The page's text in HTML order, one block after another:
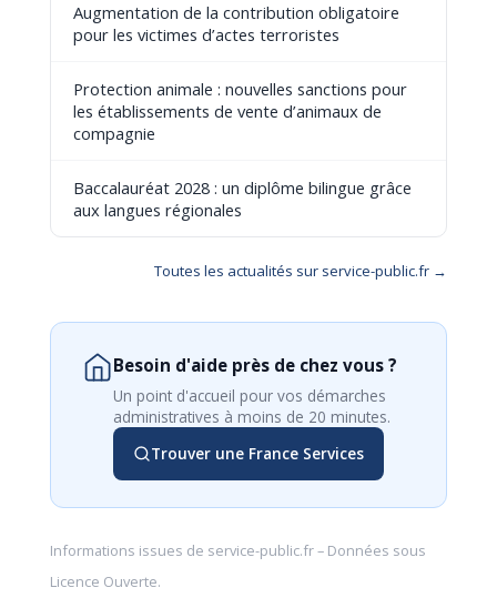
Augmentation de la contribution obligatoire
pour les victimes d’actes terroristes
Protection animale : nouvelles sanctions pour
les établissements de vente d’animaux de
compagnie
Baccalauréat 2028 : un diplôme bilingue grâce
aux langues régionales
Toutes les actualités sur service-public.fr →
Besoin d'aide près de chez vous ?
Un point d'accueil pour vos démarches
administratives à moins de 20 minutes.
Trouver une France Services
Informations issues de service-public.fr– Données sous
Licence Ouverte.